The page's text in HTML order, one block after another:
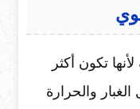
تكون أكثر
والحرارة